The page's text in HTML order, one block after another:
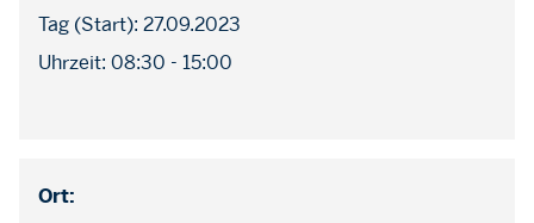
Tag (Start): 27.09.2023
Uhrzeit: 08:30 - 15:00
Ort: